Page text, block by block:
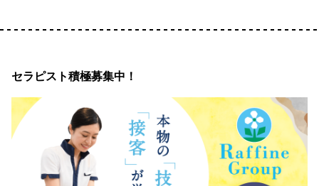
セラピスト積極募集中！